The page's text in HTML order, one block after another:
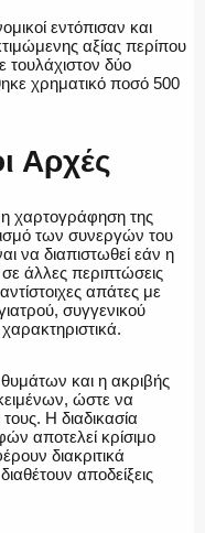
εντόπισαν και
αξίας περίπου
τουλάχιστον δύο
χρηματικό ποσό 500
Αρχές
χαρτογράφηση της
των συνεργών του
να διαπιστωθεί εάν η
σε άλλες περιπτώσεις
απάτες με
συγγενικού
και η ακριβής
ώστε να
Η διαδικασία
αποτελεί κρίσιμο
διακριτικά
αποδείξεις